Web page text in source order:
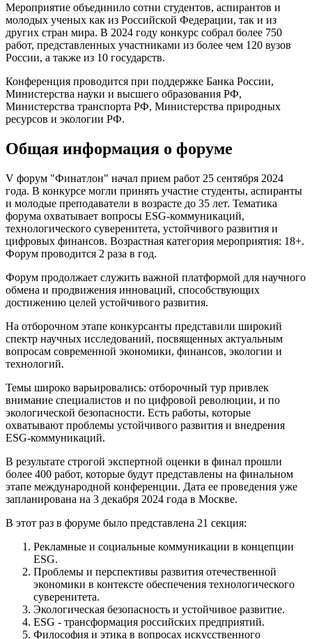
Мероприятие объединило сотни студентов, аспирантов и
молодых ученых как из Российской Федерации, так и из
других стран мира. В 2024 году конкурс собрал более 750
работ, представленных участниками из более чем 120 вузов
России, а также из 10 государств.
Конференция проводится при поддержке Банка России,
Министерства науки и высшего образования РФ,
Министерства транспорта РФ, Министерства природных
ресурсов и экологии РФ.
Общая информация о форуме
V форум "Финатлон" начал прием работ 25 сентября 2024
года. В конкурсе могли принять участие студенты, аспиранты
и молодые преподаватели в возрасте до 35 лет. Тематика
форума охватывает вопросы ESG-коммуникаций,
технологического суверенитета, устойчивого развития и
цифровых финансов. Возрастная категория мероприятия: 18+.
Форум проводится 2 раза в год.
Форум продолжает служить важной платформой для научного
обмена и продвижения инноваций, способствующих
достижению целей устойчивого развития.
На отборочном этапе конкурсанты представили широкий
спектр научных исследований, посвященных актуальным
вопросам современной экономики, финансов, экологии и
технологий.
Темы широко варьировались: отборочный тур привлек
внимание специалистов и по цифровой революции, и по
экологической безопасности. Есть работы, которые
охватывают проблемы устойчивого развития и внедрения
ESG-коммуникаций.
В результате строгой экспертной оценки в финал прошли
более 400 работ, которые будут представлены на финальном
этапе международной конференции. Дата ее проведения уже
запланирована на 3 декабря 2024 года в Москве.
В этот раз в форуме было представлена 21 секция:
Рекламные и социальные коммуникации в концепции
ESG.
Проблемы и перспективы развития отечественной
экономики в контексте обеспечения технологического
суверенитета.
Экологическая безопасность и устойчивое развитие.
ESG - трансформация российских предприятий.
Философия и этика в вопросах искусственного